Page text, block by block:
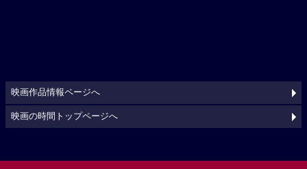
映画作品情報ページへ
映画の時間トップページへ